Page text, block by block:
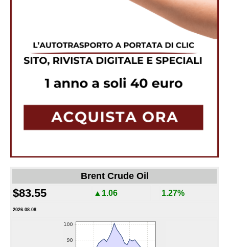
Brent Crude Oil
$83.55 ▲1.06 1.27%
2026.08.08